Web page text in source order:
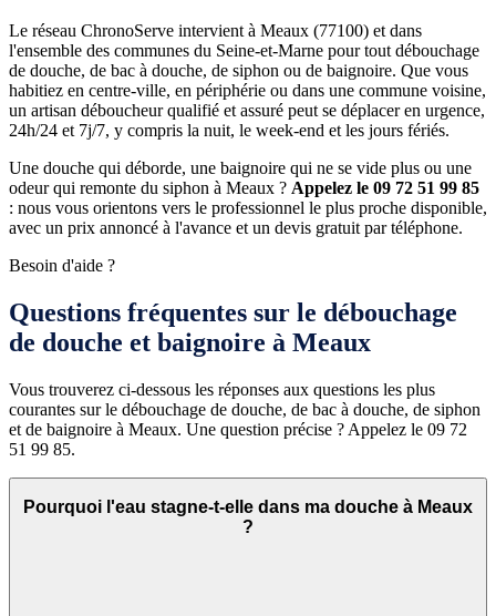
Le réseau ChronoServe intervient à Meaux (77100) et dans
l'ensemble des communes du Seine-et-Marne pour tout débouchage
de douche, de bac à douche, de siphon ou de baignoire. Que vous
habitiez en centre-ville, en périphérie ou dans une commune voisine,
un artisan déboucheur qualifié et assuré peut se déplacer en urgence,
24h/24 et 7j/7, y compris la nuit, le week-end et les jours fériés.
Une douche qui déborde, une baignoire qui ne se vide plus ou une
odeur qui remonte du siphon à Meaux ? Appelez le 09 72 51 99 85
: nous vous orientons vers le professionnel le plus proche disponible,
avec un prix annoncé à l'avance et un devis gratuit par téléphone.
Besoin d'aide ?
Questions fréquentes sur le débouchage
de douche et baignoire à Meaux
Vous trouverez ci-dessous les réponses aux questions les plus
courantes sur le débouchage de douche, de bac à douche, de siphon
et de baignoire à Meaux. Une question précise ? Appelez le 09 72
51 99 85.
Pourquoi l'eau stagne-t-elle dans ma douche à Meaux
?